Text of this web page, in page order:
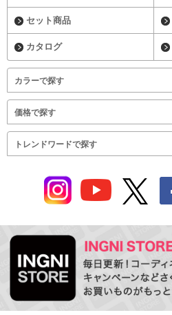
セット商品
カタログ
カラーで探す
価格で探す
トレンドワードで探す